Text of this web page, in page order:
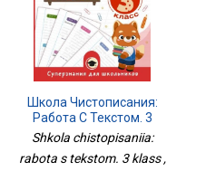
Школа Чистописания:
Работа С Текстом. 3
Класс
Shkola chistopisaniia:
rabota s tekstom. 3 klass ,